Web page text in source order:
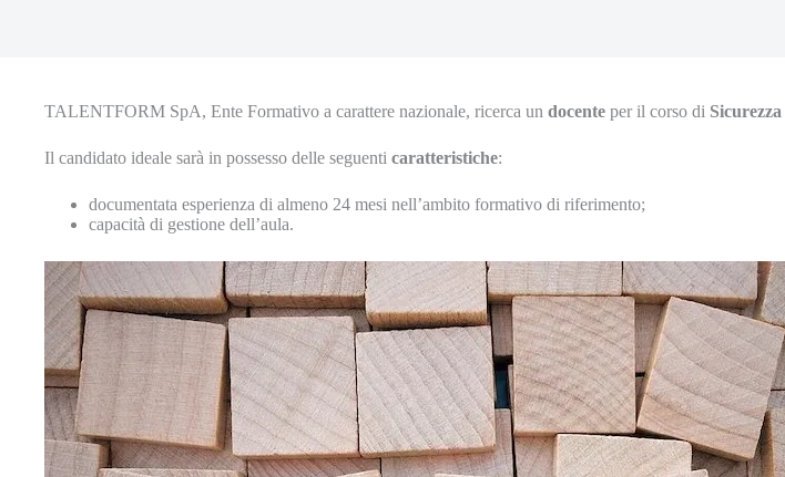
TALENTFORM SpA, Ente Formativo a carattere nazionale, ricerca un docente per il corso di Sicurezza
Il candidato ideale sarà in possesso delle seguenti caratteristiche:
documentata esperienza di almeno 24 mesi nell’ambito formativo di riferimento;
capacità di gestione dell’aula.